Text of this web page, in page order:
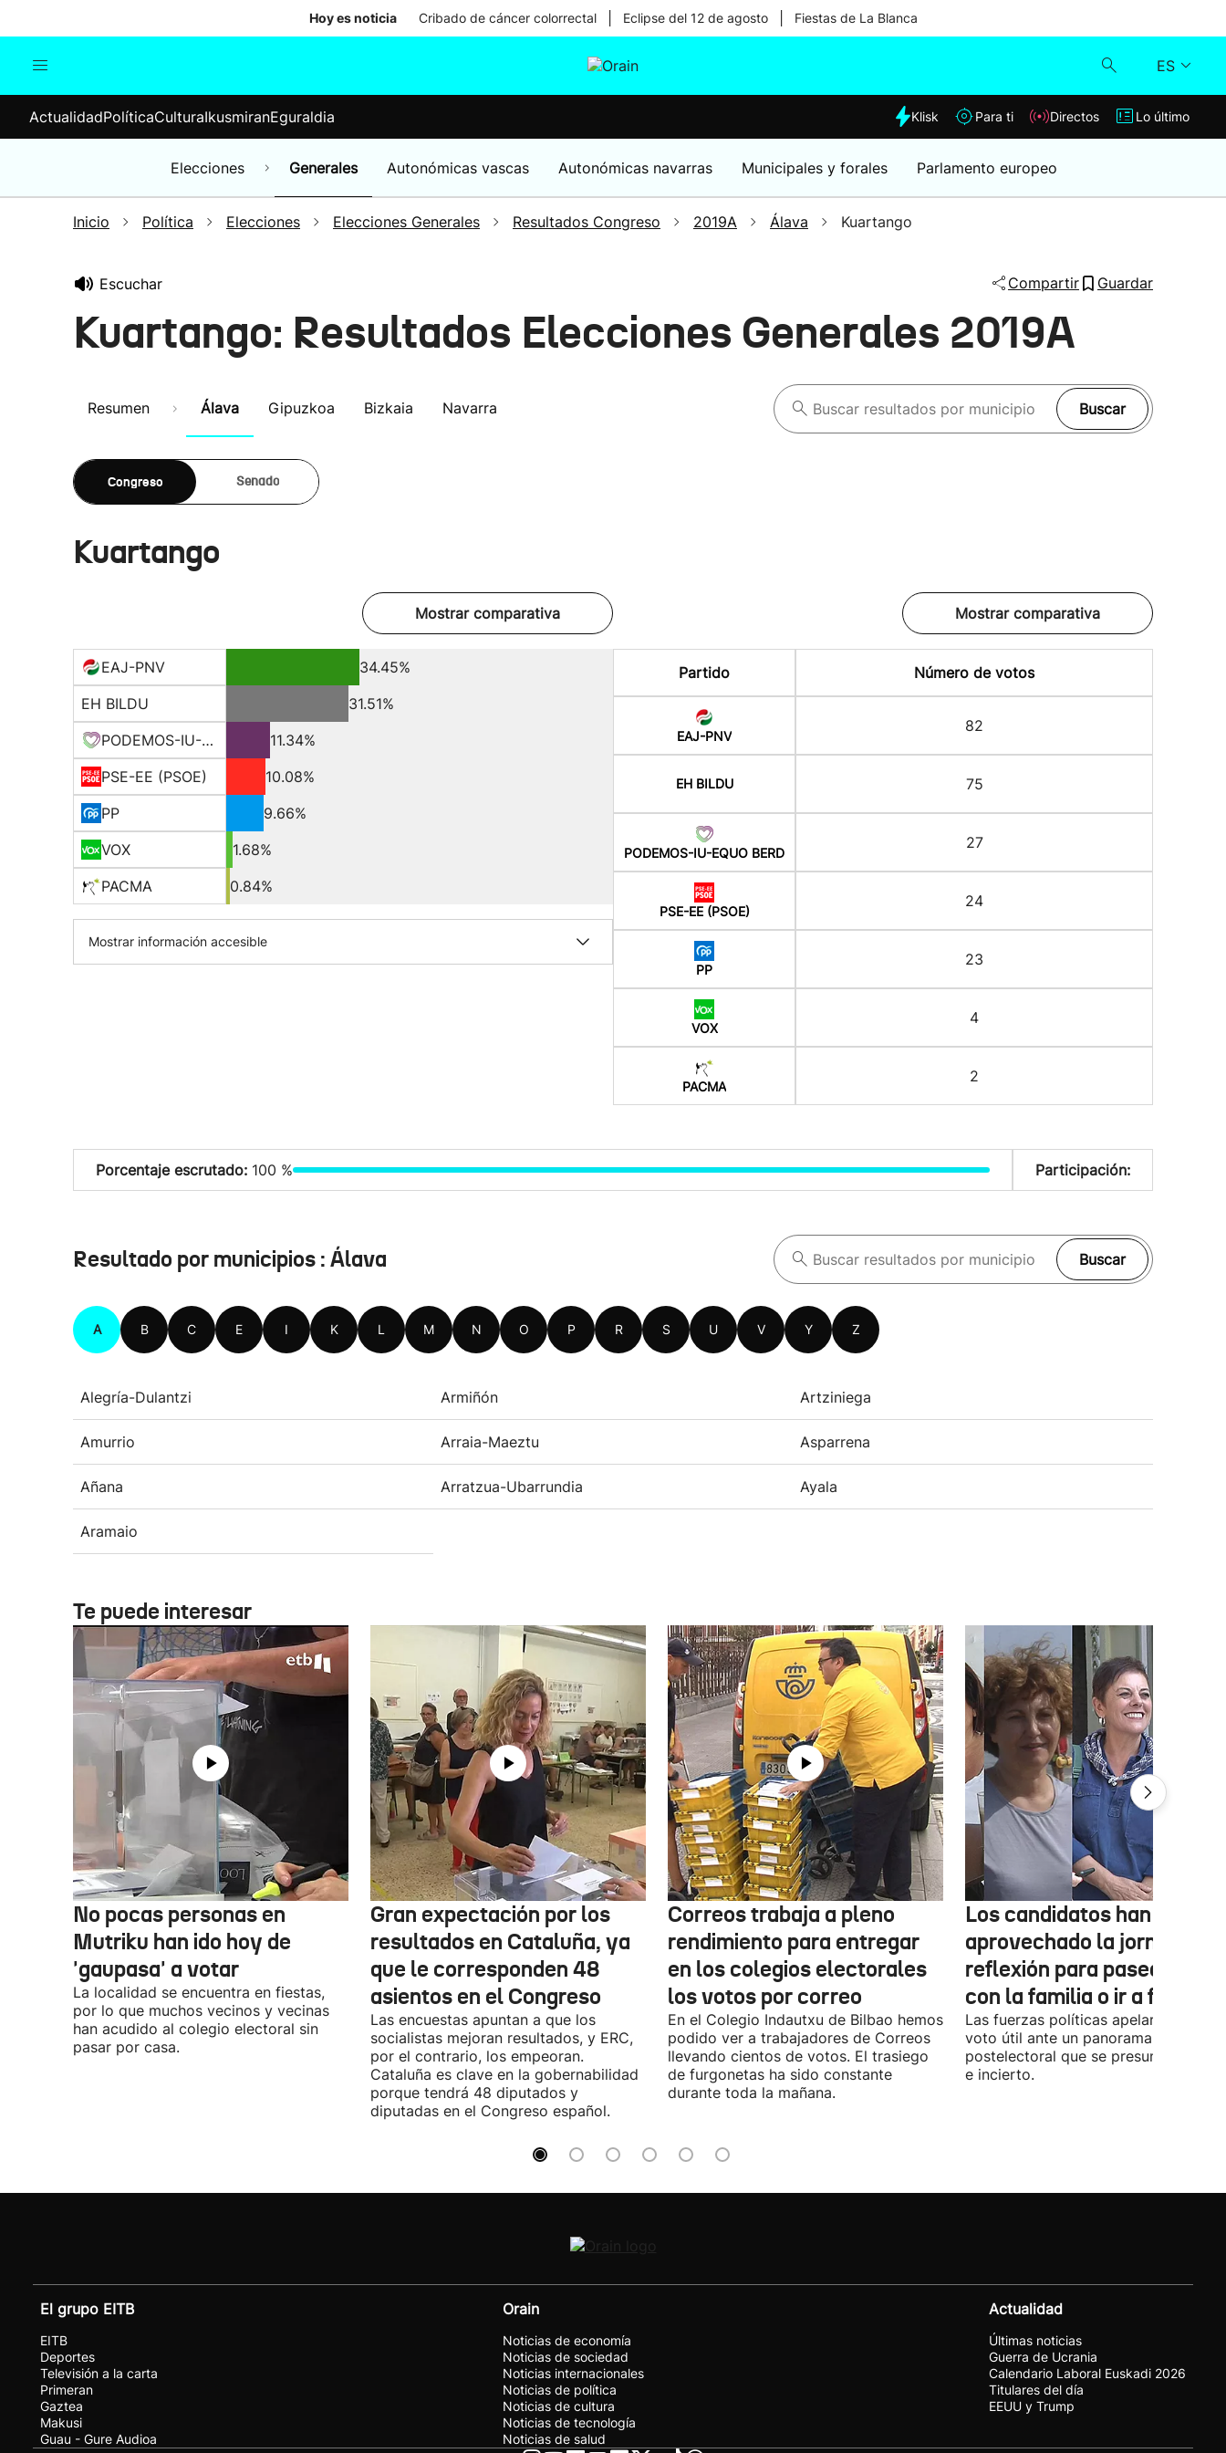
Hoy es noticia Cribado de cáncer colorrectal Eclipse del 12 de agosto Fiestas de La Blanca
ES
Elecciones
Klisk
Lo último
ActualidadPolíticaCulturaIkusmiranEguraldia Klisk Para ti Directos Lo último
Elecciones Generales Autonómicas vascas Autonómicas navarras Municipales y forales Parlamento europeo
Inicio Política Elecciones Elecciones Generales Resultados Congreso 2019A Álava Kuartango
Escuchar Compartir Guardar
Kuartango: Resultados Elecciones Generales 2019A
Resumen Álava Gipuzkoa Bizkaia Navarra Buscar
Congreso Senado
Kuartango
Mostrar comparativa
EAJ-PNV
34.45%
EH BILDU
31.51%
PODEMOS-IU-EQUO BERD
11.34%
PSE-EE (PSOE)
10.08%
PP
9.66%
VOX
1.68%
PACMA
0.84%
Mostrar información accesible
Mostrar comparativa
Partido Número de votos
EAJ-PNV
82
EH BILDU 75
PODEMOS-IU-EQUO BERD
27
PSE-EE (PSOE)
24
PP
23
VOX
4
PACMA
2
Porcentaje escrutado: 100 % Participación:
Resultado por municipios : Álava Buscar
A B C E I K L M N O P R S U V Y Z
Alegría-Dulantzi Armiñón Artziniega
Amurrio Arraia-Maeztu Asparrena
Añana Arratzua-Ubarrundia Ayala
Aramaio
Te puede interesar
No pocas personas en
Mutriku han ido hoy de
'gaupasa' a votar
La localidad se encuentra en fiestas,
por lo que muchos vecinos y vecinas
han acudido al colegio electoral sin
pasar por casa.
Gran expectación por los
resultados en Cataluña, ya
que le corresponden 48
asientos en el Congreso
Las encuestas apuntan a que los
socialistas mejoran resultados, y ERC,
por el contrario, los empeoran.
Cataluña es clave en la gobernabilidad
porque tendrá 48 diputados y
diputadas en el Congreso español.
Correos trabaja a pleno
rendimiento para entregar
en los colegios electorales
los votos por correo
En el Colegio Indautxu de Bilbao hemos
podido ver a trabajadores de Correos
llevando cientos de votos. El trasiego
de furgonetas ha sido constante
durante toda la mañana.
Los candidatos han
aprovechado la jornada de
reflexión para pasear,
con la familia o ir a fiestas
Las fuerzas políticas apelaron ayer al
voto útil ante un panorama
postelectoral que se presume
e incierto.
El grupo EITB
EITB
Deportes
Televisión a la carta
Primeran
Gaztea
Makusi
Guau - Gure Audioa
Orain
Noticias de economía
Noticias de sociedad
Noticias internacionales
Noticias de política
Noticias de cultura
Noticias de tecnología
Noticias de salud
Actualidad
Últimas noticias
Guerra de Ucrania
Calendario Laboral Euskadi 2026
Titulares del día
EEUU y Trump